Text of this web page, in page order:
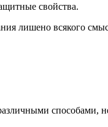
свойства.
лишено всякого
способами,